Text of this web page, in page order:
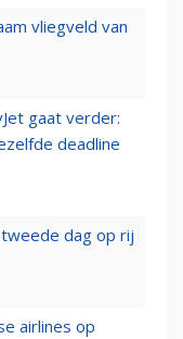
vliegveld van
gaat verder:
deadline
dag op rij
airlines op